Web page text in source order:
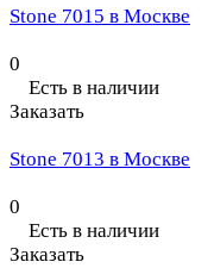
Stone 7015 в Москве
0
Есть в наличии
Заказать
Stone 7013 в Москве
0
Есть в наличии
Заказать